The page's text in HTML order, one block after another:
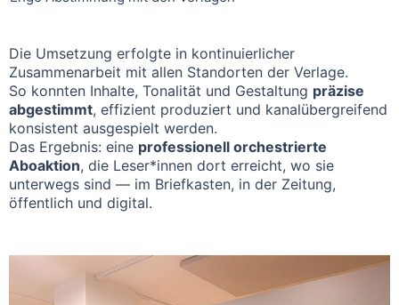
Die Umsetzung erfolgte in kontinuierlicher
Zusammenarbeit mit allen Standorten der Verlage.
So konnten Inhalte, Tonalität und Gestaltung präzise
abgestimmt, effizient produziert und kanalübergreifend
konsistent ausgespielt werden.
Das Ergebnis: eine professionell orchestrierte
Aboaktion, die Leser*innen dort erreicht, wo sie
unterwegs sind — im Briefkasten, in der Zeitung,
öffentlich und digital.